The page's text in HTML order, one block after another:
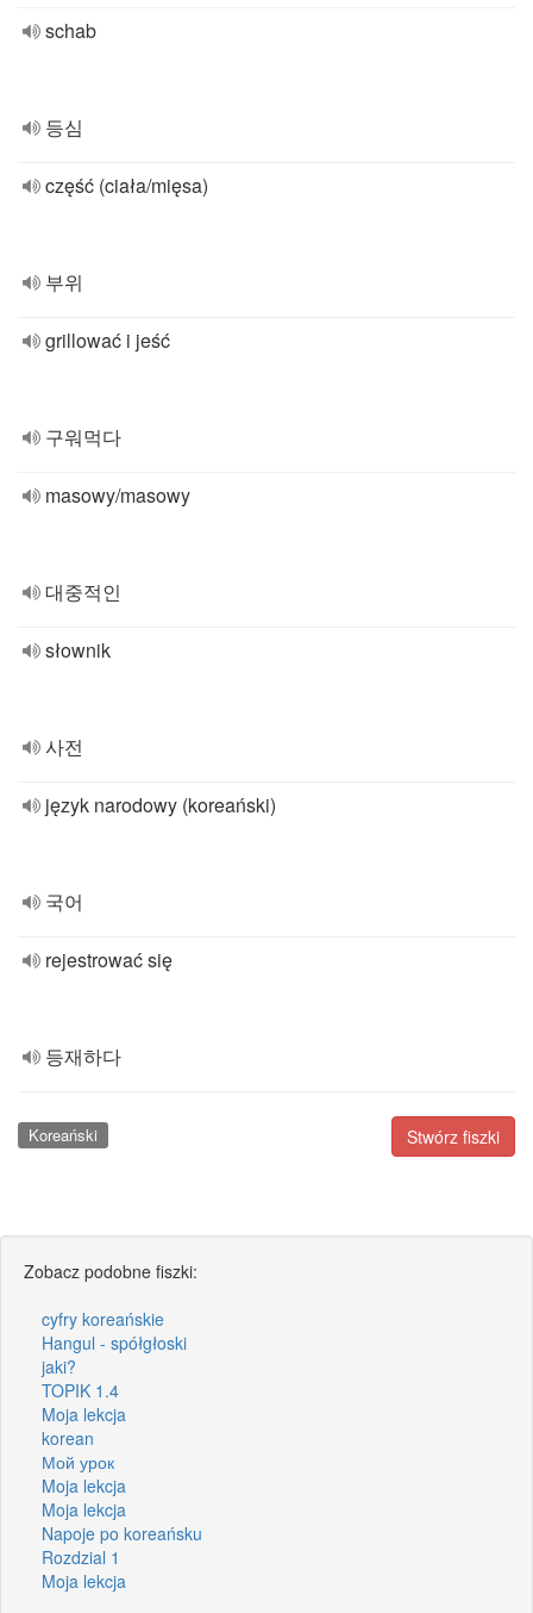
schab
등심
część (ciała/mięsa)
부위
grillować i jeść
구워먹다
masowy/masowy
대중적인
słownik
사전
język narodowy (koreański)
국어
rejestrować się
등재하다
Stwórz fiszki
Koreański
Zobacz podobne fiszki:
cyfry koreańskie
Hangul - spółgłoski
jaki?
TOPIK 1.4
Moja lekcja
korean
Мой урок
Moja lekcja
Moja lekcja
Napoje po koreańsku
Rozdzial 1
Moja lekcja